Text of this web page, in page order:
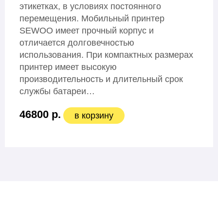
этикетках, в условиях постоянного
перемещения. Мобильный принтер
SEWOO имеет прочный корпус и
отличается долговечностью
использования. При компактных размерах
принтер имеет высокую
производительность и длительный срок
службы батареи…
46800 р. в корзину